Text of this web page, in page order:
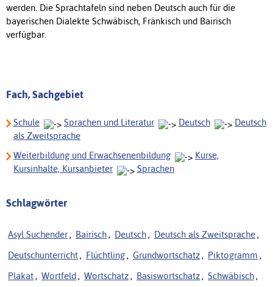
werden. Die Sprachtafeln sind neben Deutsch auch für die
bayerischen Dialekte Schwäbisch, Fränkisch und Bairisch
verfügbar.
Fach, Sachgebiet
Schule Sprachen und Literatur Deutsch
Deutsch
als Zweitsprache
Weiterbildung und Erwachsenenbildung
Kurse,
Kursinhalte, Kursanbieter
Sprachen
Schlagwörter
Asyl Suchender , Bairisch , Deutsch , Deutsch als Zweitsprache ,
Deutschunterricht , Flüchtling , Grundwortschatz , Piktogramm ,
Plakat , Wortfeld , Wortschatz , Basiswortschatz , Schwäbisch ,